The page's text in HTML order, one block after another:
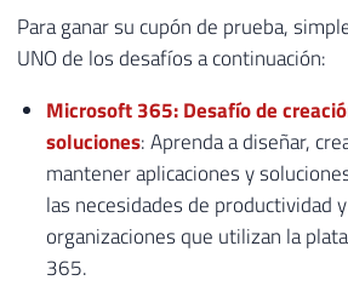
Para ganar su cupón de prueba,
UNO de los desafíos a continuación:
Microsoft 365: Desafío de
soluciones: Aprenda a diseñar,
mantener aplicaciones y
las necesidades de productividad
organizaciones que utilizan la
365.